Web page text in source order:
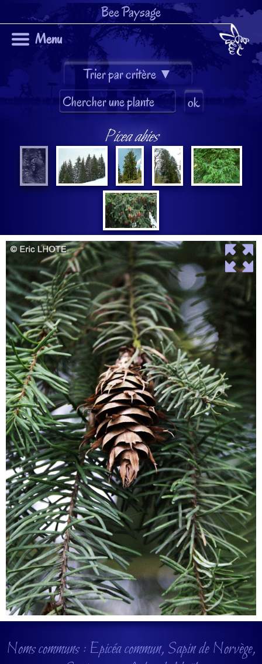
Bee Paysage
Menu
Picea abies
Noms communs : Epicéa commun, Sapin de Norvège,